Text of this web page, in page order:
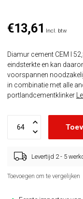
€13,61 Incl. btw
Diamur cement CEM I
eindsterkte en kan
voorspannen
in combinatie met alle
portlandcementklinker
Levertijd 2 - 5
Toevoegen om te vergelijken